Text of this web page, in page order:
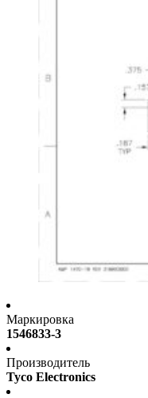
Маркировка
1546833-3
Производитель
Tyco Electronics